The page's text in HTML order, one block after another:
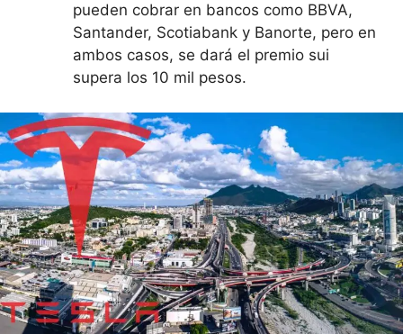
pueden cobrar en bancos como BBVA,
Santander, Scotiabank y Banorte, pero en
ambos casos, se dará el premio sui
supera los 10 mil pesos.